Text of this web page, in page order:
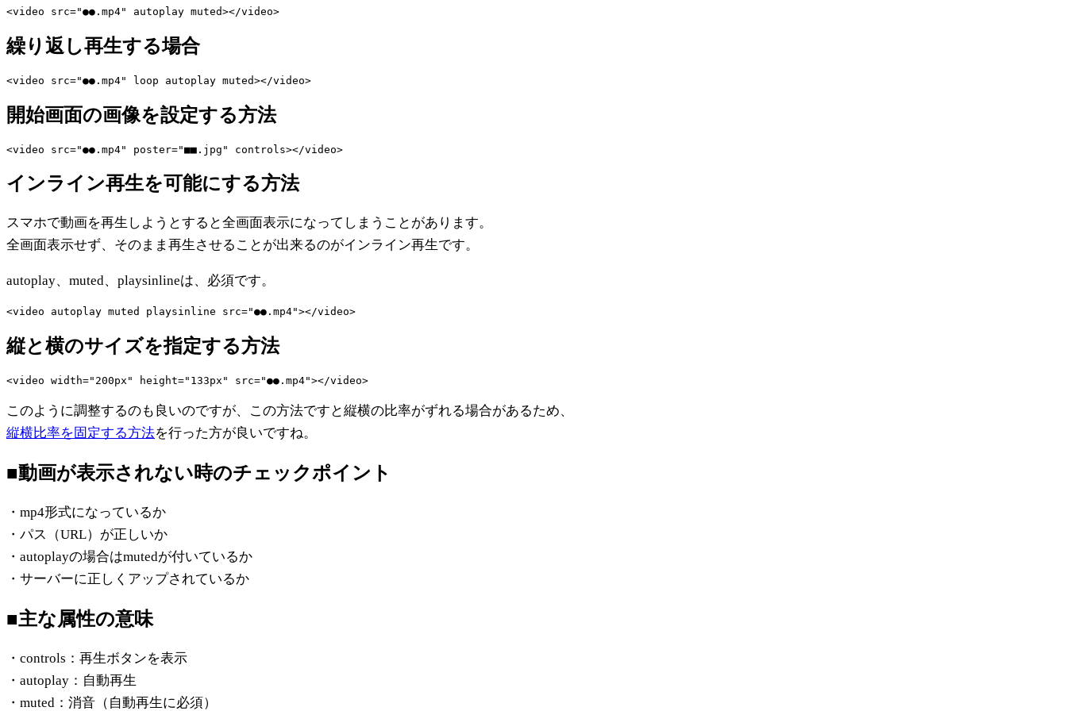
繰り返し再生する場合
開始画面の画像を設定する方法
インライン再生を可能にする方法
スマホで動画を再生しようとすると全画面表示になってしまうことがあります。
全画面表示せず、そのまま再生させることが出来るのがインライン再生です。
autoplay、muted、playsinlineは、必須です。
縦と横のサイズを指定する方法
このように調整するのも良いのですが、この方法ですと縦横の比率がずれる場合があるため、
縦横比率を固定する方法を行った方が良いですね。
■動画が表示されない時のチェックポイント
・mp4形式になっているか
・パス（URL）が正しいか
・autoplayの場合はmutedが付いているか
・サーバーに正しくアップされているか
■主な属性の意味
・controls：再生ボタンを表示
・autoplay：自動再生
・muted：消音（自動再生に必須）